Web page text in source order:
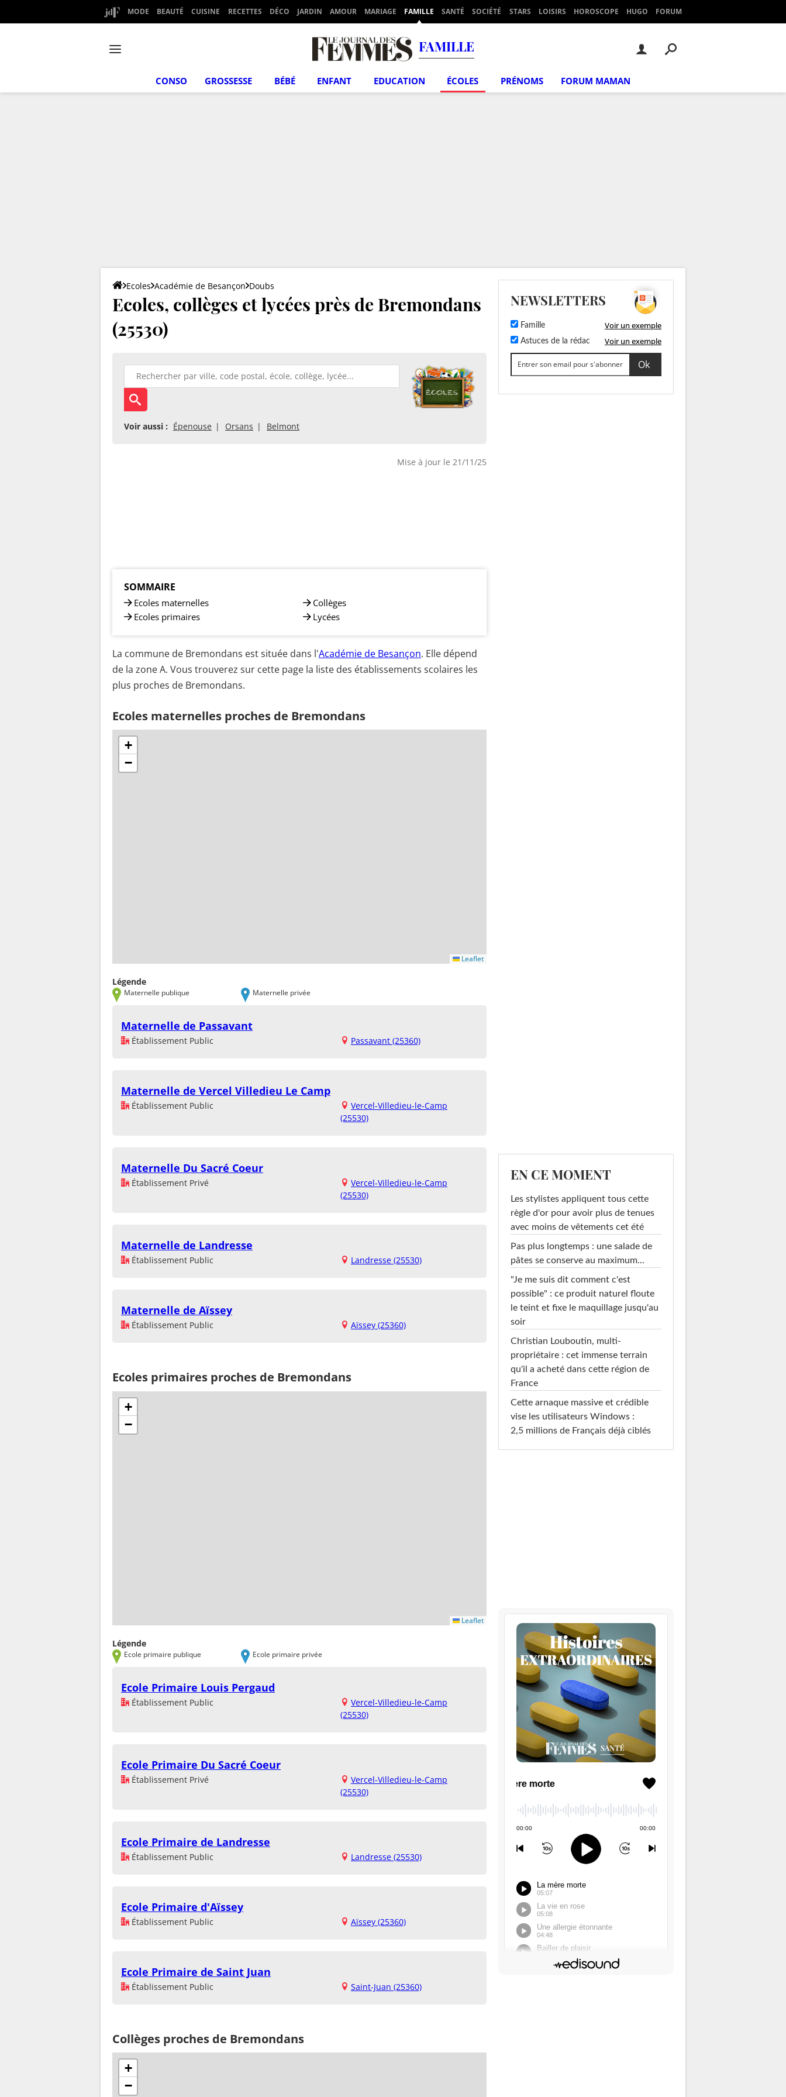
MODE BEAUTÉ CUISINE RECETTES DÉCO JARDIN AMOUR MARIAGE FAMILLE SANTÉ SOCIÉTÉ STARS LOISIRS HOROSCOPE HUGO FORUM
FAMILLE
CONSO GROSSESSE BÉBÉ ENFANT EDUCATION ÉCOLES PRÉNOMS FORUM MAMAN
Ecoles Académie de Besançon Doubs
Ecoles, collèges et lycées près de Bremondans
(25530)
Voir aussi : Épenouse Orsans Belmont
Mise à jour le 21/11/25
SOMMAIRE
Ecoles maternelles
Ecoles primaires
Collèges
Lycées
La commune de Bremondans est située dans l'Académie de Besançon. Elle dépend
de la zone A. Vous trouverez sur cette page la liste des établissements scolaires les
plus proches de Bremondans.
Ecoles maternelles proches de Bremondans
+
−
Leaflet
Légende
Maternelle publique Maternelle privée
Maternelle de Passavant
Établissement Public Passavant (25360)
Maternelle de Vercel Villedieu Le Camp
Établissement Public
Vercel-Villedieu-le-Camp
(25530)
Maternelle Du Sacré Coeur
Établissement Privé
Vercel-Villedieu-le-Camp
(25530)
Maternelle de Landresse
Établissement Public Landresse (25530)
Maternelle de Aïssey
Établissement Public Aïssey (25360)
Ecoles primaires proches de Bremondans
+
−
Leaflet
Légende
Ecole primaire publique Ecole primaire privée
Ecole Primaire Louis Pergaud
Établissement Public
Vercel-Villedieu-le-Camp
(25530)
Ecole Primaire Du Sacré Coeur
Établissement Privé
Vercel-Villedieu-le-Camp
(25530)
Ecole Primaire de Landresse
Établissement Public Landresse (25530)
Ecole Primaire d'Aïssey
Établissement Public Aïssey (25360)
Ecole Primaire de Saint Juan
Établissement Public Saint-Juan (25360)
Collèges proches de Bremondans
+
−
NEWSLETTERS
Famille Voir un exemple
Astuces de la rédac Voir un exemple
EN CE MOMENT
Les stylistes appliquent tous cette
règle d'or pour avoir plus de tenues
avec moins de vêtements cet été
Pas plus longtemps : une salade de
pâtes se conserve au maximum...
"Je me suis dit comment c'est
possible" : ce produit naturel floute
le teint et fixe le maquillage jusqu'au
soir
Christian Louboutin, multi-
propriétaire : cet immense terrain
qu'il a acheté dans cette région de
France
Cette arnaque massive et crédible
vise les utilisateurs Windows :
2,5 millions de Français déjà ciblés